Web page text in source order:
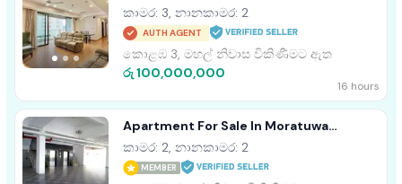
A44152
කාමර: 3, නානකාමර: 2
AUTH AGENT
කොළඹ 3, මහල් නිවාස විකිණීමට ඇත
රු 100,000,000
16 hours
Apartment For Sale In Moratuwa
Angulana Station Road
කාමර: 2, නානකාමර: 2
MEMBER